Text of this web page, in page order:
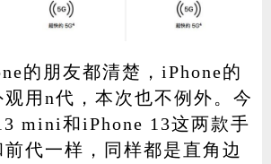
的朋友都清楚，iPhone的
用n代，本次也不例外。今
mini和iPhone 13这两款手
代一样，同样都是直角边